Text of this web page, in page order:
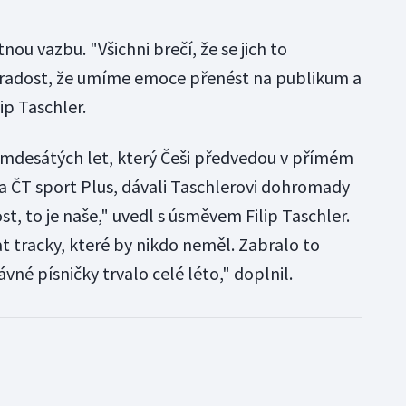
vazbu. "Všichni brečí, že se jich to
že umíme emoce přenést na publikum a
Taschler.
let, který Češi předvedou v přímém
ČT sport Plus, dávali Taschlerovi dohromady
to je naše," uvedl s úsměvem Filip Taschler.
tracky, které by nikdo neměl. Zabralo to
písničky trvalo celé léto," doplnil.